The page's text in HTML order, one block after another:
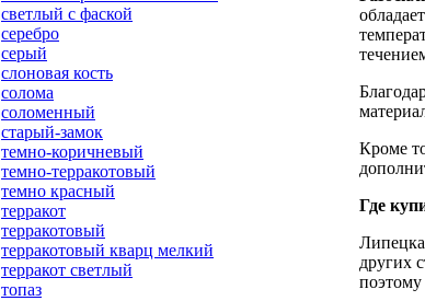
светлый с фаской
серебро
серый
слоновая кость
солома
соломенный
старый-замок
темно-коричневый
темно-терракотовый
темно красный
терракот
терракотовый
терракотовый кварц мелкий
терракот светлый
топаз
Кроме
Где
других
поэтому